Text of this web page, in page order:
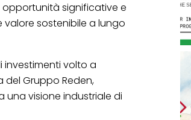
opportunità significative e
valore sostenibile a lungo
investimenti volto a
Gruppo Reden,
visione industriale di